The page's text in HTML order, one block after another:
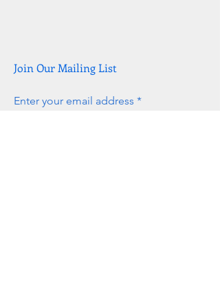
Join Our Mailing List
Enter your email address